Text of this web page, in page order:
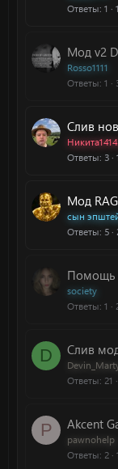
Ответы 1
Мод v2
Rosso1111
Ответы 1
Слив
Ответы 3
Мод
сын
Ответы 5
Помощь
society
Ответы 1
D Слив
Ответы 21
P Akcent
pawnohelp
Ответы 2